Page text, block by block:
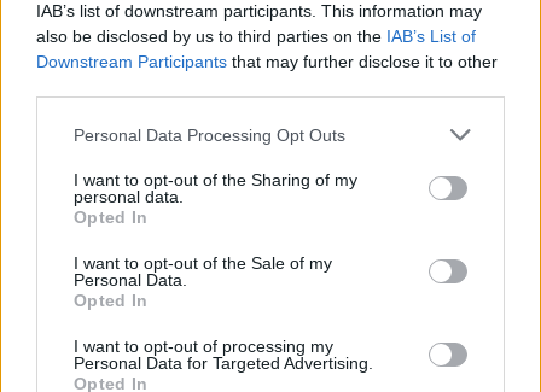
IAB’s list of downstream participants. This information may
also be disclosed by us to third parties on the IAB’s List of
Downstream Participants that may further disclose it to other
Please note that this website/app uses one or more Google
not limited to your visit or usage behaviour. You may click to
grant or deny consent to Google and its third-party tags to
use your data for below specified purposes in below Google
consent section.
Personal Data Processing Opt Outs
I want to opt-out of the Sharing of my
personal data.
Opted In
I want to opt-out of the Sale of my
Personal Data.
Opted In
I want to opt-out of processing my
Personal Data for Targeted Advertising.
Opted In
Δεκαπενταύγουστος 2026: Πόσο αυξάνεται το
μεροκάματο το Σάββατο